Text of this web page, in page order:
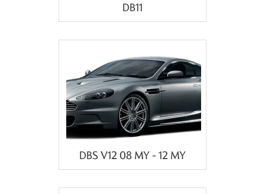
DB11
DBS V12 08 MY - 12 MY